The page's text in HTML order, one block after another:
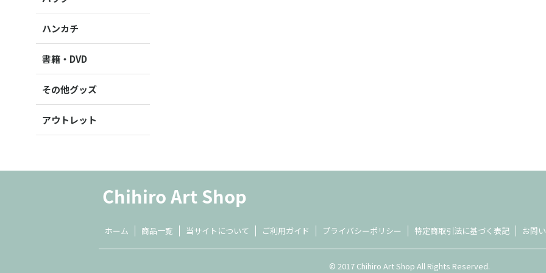
ハンカチ
書籍・DVD
その他グッズ
アウトレット
ホーム 商品一覧 当サイトについて ご利用ガイド プライバシーポリシー 特定商取引法に基づく表記 お問
© 2017 Chihiro Art Shop All Rights Reserved.